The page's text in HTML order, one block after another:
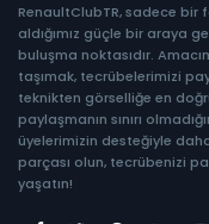
RenaultClubTR, sadece
aldığımız güçle bir araya
buluşma noktasıdır.
taşımak, tecrübelerimizi
teknikten görselliğe en
paylaşmanın sınırı
üyelerimizin desteğiyle
parçası olun, tecrübenizi
yaşatın!